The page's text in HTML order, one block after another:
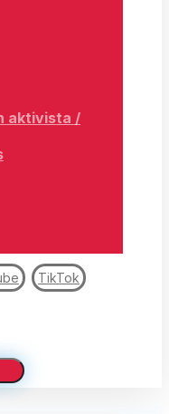
aktivista /
TikTok